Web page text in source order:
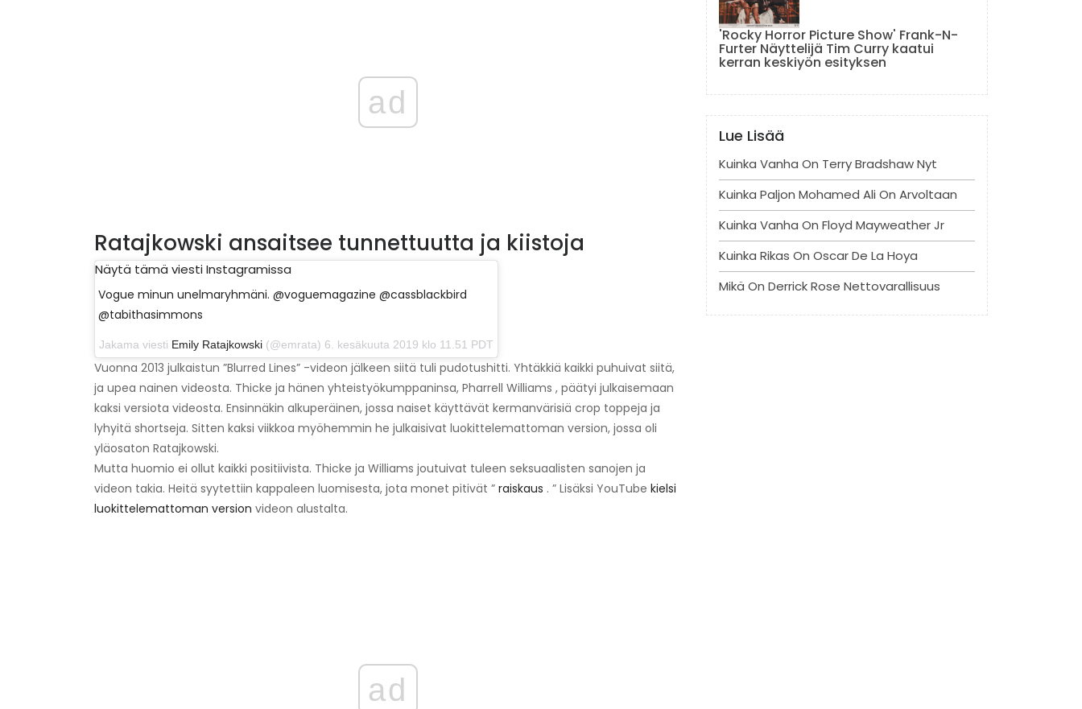
ad
Ratajkowski ansaitsee tunnettuutta ja kiistoja
Näytä tämä viesti Instagramissa
Vogue minun unelmaryhmäni. @voguemagazine @cassblackbird
@tabithasimmons
Jakama viesti Emily Ratajkowski (@emrata) 6. kesäkuuta 2019 klo 11.51 PDT
Vuonna 2013 julkaistun ”Blurred Lines” -videon jälkeen siitä tuli pudotushitti. Yhtäkkiä kaikki puhuivat siitä,
ja upea nainen videosta. Thicke ja hänen yhteistyökumppaninsa, Pharrell Williams , päätyi julkaisemaan
kaksi versiota videosta. Ensinnäkin alkuperäinen, jossa naiset käyttävät kermanvärisiä crop toppeja ja
lyhyitä shortseja. Sitten kaksi viikkoa myöhemmin he julkaisivat luokittelemattoman version, jossa oli
yläosaton Ratajkowski.
Mutta huomio ei ollut kaikki positiivista. Thicke ja Williams joutuivat tuleen seksuaalisten sanojen ja
videon takia. Heitä syytettiin kappaleen luomisesta, jota monet pitivät ” raiskaus . ” Lisäksi YouTube kielsi
luokittelemattoman version videon alustalta.
ad
'Rocky Horror Picture Show' Frank-N-
Furter Näyttelijä Tim Curry kaatui
kerran keskiyön esityksen
Lue Lisää
Kuinka Vanha On Terry Bradshaw Nyt
Kuinka Paljon Mohamed Ali On Arvoltaan
Kuinka Vanha On Floyd Mayweather Jr
Kuinka Rikas On Oscar De La Hoya
Mikä On Derrick Rose Nettovarallisuus